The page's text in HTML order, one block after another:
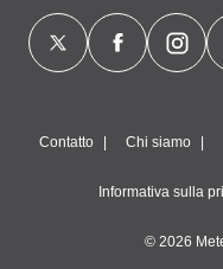
Contatto Chi siamo
Informativa sulla
© 2026